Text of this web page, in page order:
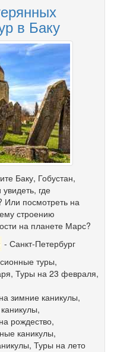
в Баку
Баку, Гобустан,
где
Или посмотреть на
строению
на планете Марс?
- Санкт-Петербург
туры,
, Туры на 23 февраля,
зимние каникулы,
,
рождество,
каникулы,
, Туры на лето